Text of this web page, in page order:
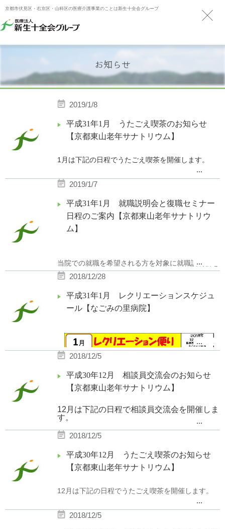
京都市伏見区・右京区・山科区の医療介護事業のことは新生十全会グループ
お知らせ
2019/1/8
平成31年1月 うたごえ喫茶のお知らせ
【京都東山老年サナトリウム】
1月は下記の日程でうたごえ喫茶を開催します。
30
【場 所】 京都東山老年サナトリウム F棟1階デ
職員による楽器の演奏があります。
コーヒーやお菓子を用意してお待ちしております。
皆様お気軽にお越し下さい！
...
2019/1/7
平成31年1月 就職説明会と復職セミナー
日程のご案内【京都東山老年サナトリウ
ム】
当院での就職を希望される方を対象に就職説明会を
行なっております。
*:..｡o○☆ 平成31年1月の開催予定:..｡
o○☆ ..｡o○☆
◆就職説明会◆
・1月8日（火） 10：30開始 12
・1月25日（金 ） 10：30開始 12
時頃終了予定
※上記日程以外でも、見学可能
◆復職セミナー◆
・1月16日（水）10：00開始 〜
16：00終了予定
ジをご覧ください。
...
2018/12/28
平成31年1月 レクリエーションスケジュ
ール【なごみの里病院】
...
2018/12/5
平成30年12月 相談員交流会のお知らせ
【京都東山老年サナトリウム】
12月は下記の日程で相談員交流会を開催しま
す。
日時：平成30年12月19日(水)14：00から
場所：はーとふる東山 談話室
デイケア、病院、老健見学
参加費：無料
...
2018/12/5
平成30年12月 うたごえ喫茶のお知らせ
【京都東山老年サナトリウム】
12月は下記の日程でうたごえ喫茶を開催します。
...
2018/12/5